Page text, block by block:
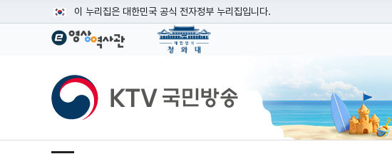
이 누리집은 대한민국 공식 전자정부 누리집입니다.
공식 누리집 주소 확인하기
이밖에 or.kr 또는 .kr등 다른 도메인 주소를 사용하고 있다면 아래 URL에서 도메인
운영중인 공식 누리집보기
KTV국민방송